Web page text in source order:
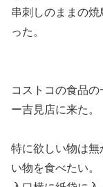
串刺しのままの
った。
コストコの食品
ー吉見店に来た。
特に欲しい物は
い物を食べたい。